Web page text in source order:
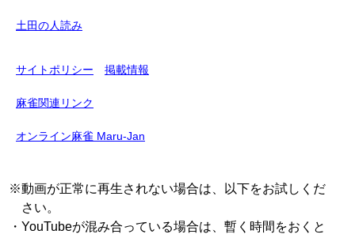
土田の人読み
サイトポリシー 掲載情報
麻雀関連リンク
オンライン麻雀 Maru-Jan
※動画が正常に再生されない場合は、以下をお試しくだ
さい。
・YouTubeが混み合っている場合は、暫く時間をおくと